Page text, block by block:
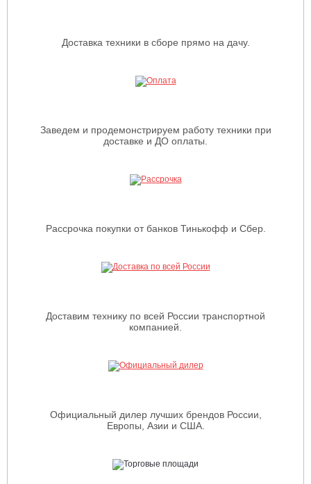
Доставка техники в сборе прямо на дачу.
Заведем и продемонстрируем работу техники при
доставке и ДО оплаты.
Рассрочка покупки от банков Тинькофф и Сбер.
Доставим технику по всей России транспортной
компанией.
Официальный дилер лучших брендов России,
Европы, Азии и США.